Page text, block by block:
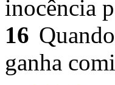
inocência
16
ganha